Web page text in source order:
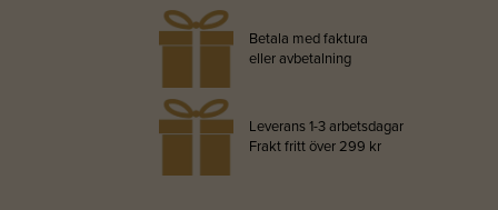
Betala med faktura
eller avbetalning
Leverans 1-3 arbetsdagar
Frakt fritt över 299 kr